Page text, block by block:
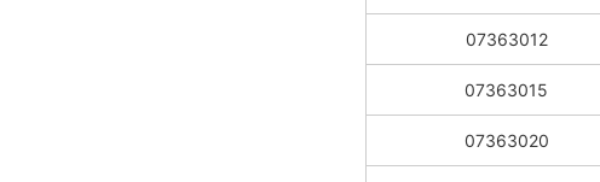
07363012
07363015
07363020